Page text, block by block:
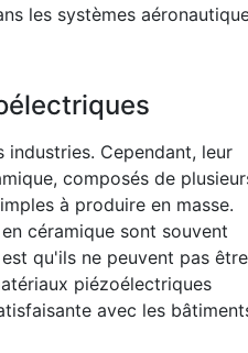
les systèmes
Cependant, leur
composés de
à produire en masse.
céramique sont souvent
qu'ils ne peuvent pas être
piézoélectriques
avec les